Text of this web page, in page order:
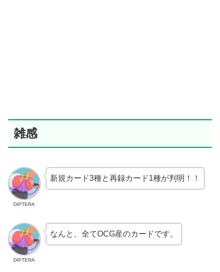
雑感
DIPTERA
新規カード3種と再録カード1種が判明！！
DIPTERA
なんと、全てOCG産のカードです。